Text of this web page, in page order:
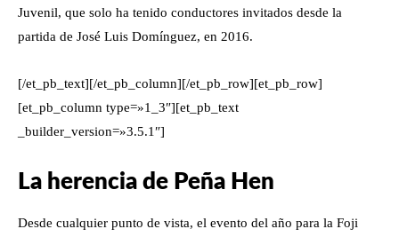
Juvenil, que solo ha tenido conductores invitados desde la
partida de José Luis Domínguez, en 2016.
[/et_pb_text][/et_pb_column][/et_pb_row][et_pb_row]
[et_pb_column type=»1_3″][et_pb_text
_builder_version=»3.5.1″]
La herencia de Peña Hen
Desde cualquier punto de vista, el evento del año para la Foji